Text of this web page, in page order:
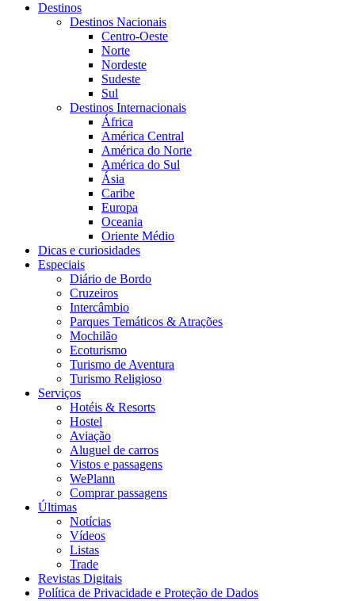
Destinos
Destinos Nacionais
Centro-Oeste
Norte
Nordeste
Sudeste
Sul
Destinos Internacionais
África
América Central
América do Norte
América do Sul
Ásia
Caribe
Europa
Oceania
Oriente Médio
Dicas e curiosidades
Especiais
Diário de Bordo
Cruzeiros
Intercâmbio
Parques Temáticos & Atrações
Mochilão
Ecoturismo
Turismo de Aventura
Turismo Religioso
Serviços
Hotéis & Resorts
Hostel
Aviação
Aluguel de carros
Vistos e passagens
WePlann
Comprar passagens
Últimas
Notícias
Vídeos
Listas
Trade
Revistas Digitais
Política de Privacidade e Proteção de Dados